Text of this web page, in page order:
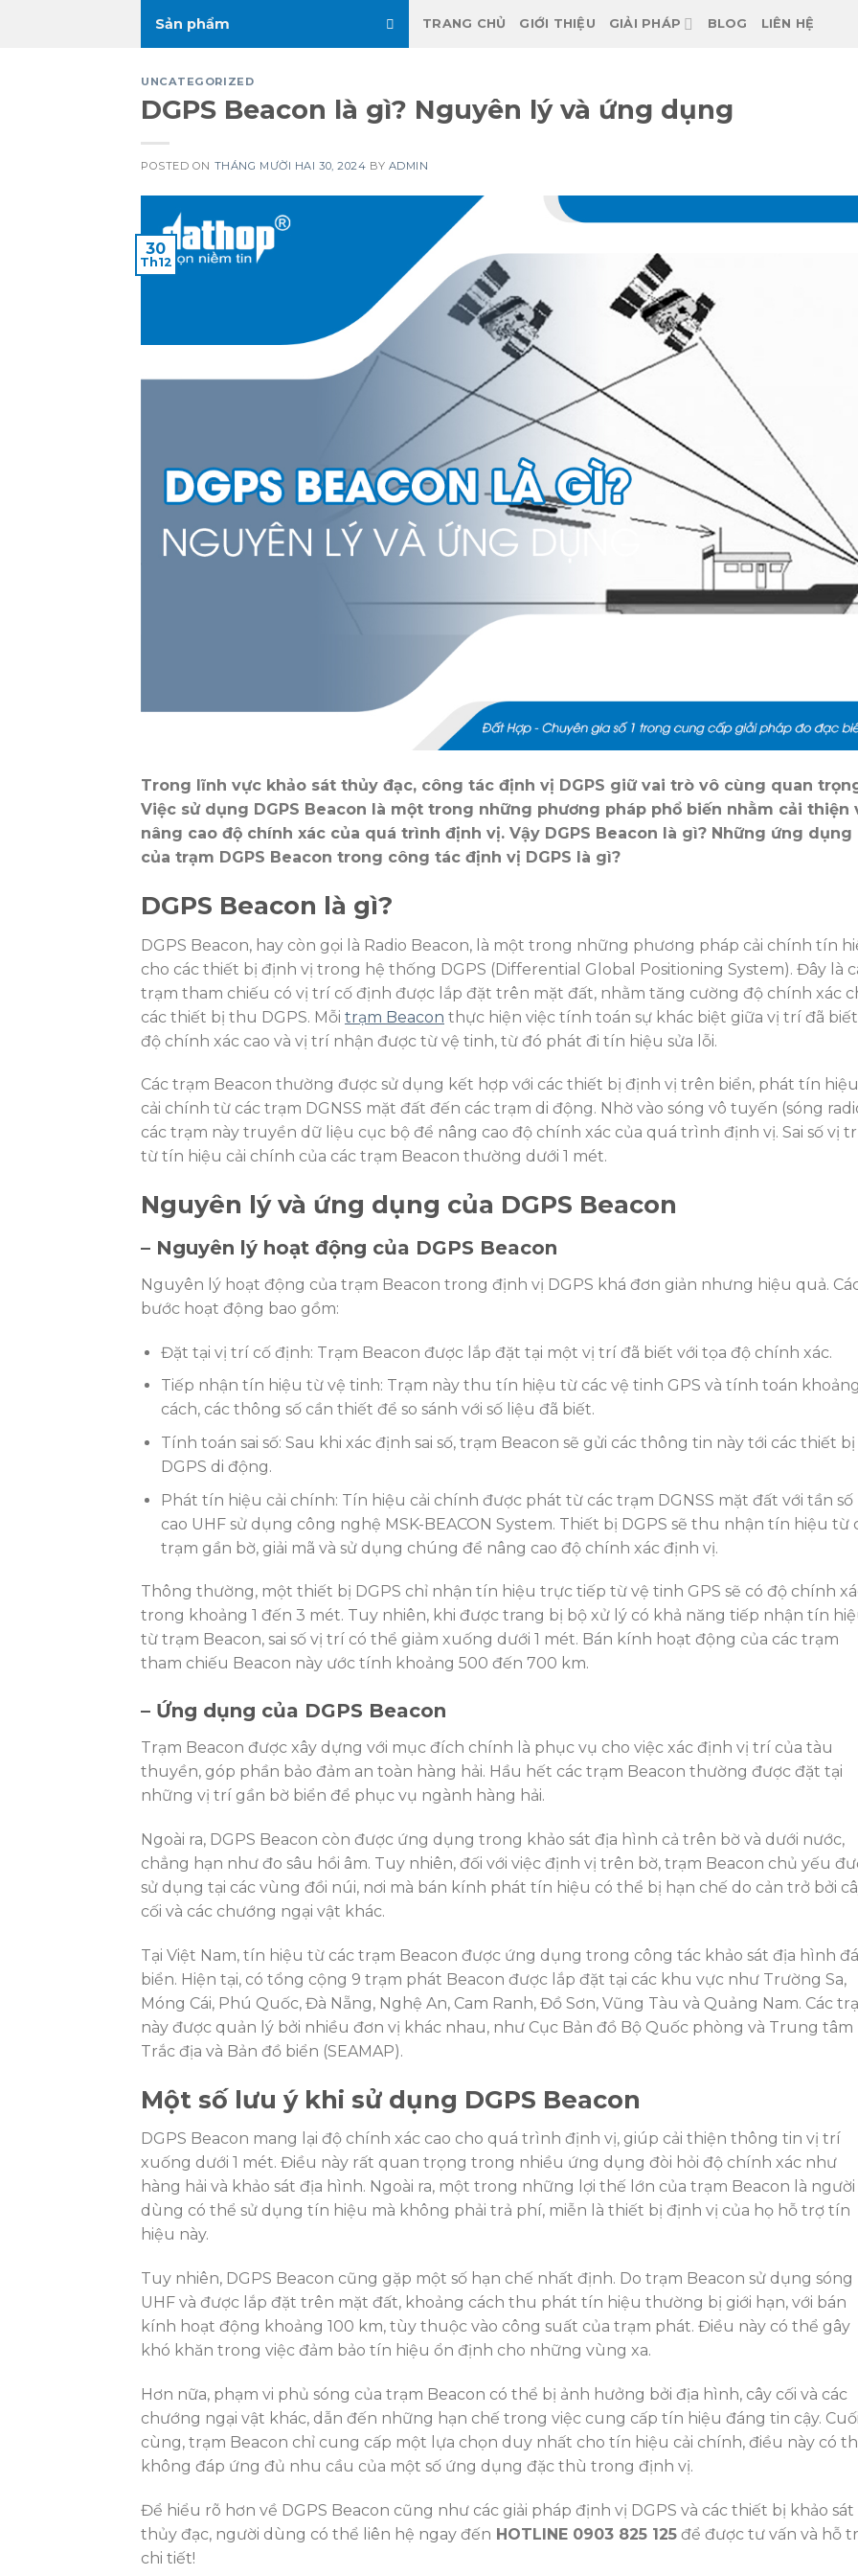
Sản phẩm TRANG CHỦ GIỚI THIỆU GIẢI PHÁP BLOG LIÊN HỆ
UNCATEGORIZED
DGPS Beacon là gì? Nguyên lý và ứng dụng
POSTED ON THÁNG MƯỜI HAI 30, 2024 BY ADMIN
30
Th12
Trong lĩnh vực khảo sát thủy đạc, công tác định vị DGPS giữ vai trò vô cùng quan
Việc sử dụng DGPS Beacon là một trong những phương pháp phổ biến nhằm cải thiện
nâng cao độ chính xác của quá trình định vị. Vậy DGPS Beacon là gì? Những ứng dụng
của trạm DGPS Beacon trong công tác định vị DGPS là gì?
DGPS Beacon là gì?
DGPS Beacon, hay còn gọi là Radio Beacon, là một trong những phương pháp cải chính tín
cho các thiết bị định vị trong hệ thống DGPS (Differential Global Positioning System). Đây là
trạm tham chiếu có vị trí cố định được lắp đặt trên mặt đất, nhằm tăng cường độ chính xác
các thiết bị thu DGPS. Mỗi trạm Beacon thực hiện việc tính toán sự khác biệt giữa vị trí đã
độ chính xác cao và vị trí nhận được từ vệ tinh, từ đó phát đi tín hiệu sửa lỗi.
Các trạm Beacon thường được sử dụng kết hợp với các thiết bị định vị trên biển, phát tín hiệu
cải chính từ các trạm DGNSS mặt đất đến các trạm di động. Nhờ vào sóng vô tuyến (sóng
các trạm này truyền dữ liệu cục bộ để nâng cao độ chính xác của quá trình định vị. Sai số vị
từ tín hiệu cải chính của các trạm Beacon thường dưới 1 mét.
Nguyên lý và ứng dụng của DGPS Beacon
– Nguyên lý hoạt động của DGPS Beacon
Nguyên lý hoạt động của trạm Beacon trong định vị DGPS khá đơn giản nhưng hiệu quả.
bước hoạt động bao gồm:
Đặt tại vị trí cố định: Trạm Beacon được lắp đặt tại một vị trí đã biết với tọa độ chính xác.
Tiếp nhận tín hiệu từ vệ tinh: Trạm này thu tín hiệu từ các vệ tinh GPS và tính toán khoảng
cách, các thông số cần thiết để so sánh với số liệu đã biết.
Tính toán sai số: Sau khi xác định sai số, trạm Beacon sẽ gửi các thông tin này tới các thiết bị
DGPS di động.
Phát tín hiệu cải chính: Tín hiệu cải chính được phát từ các trạm DGNSS mặt đất với tần số
cao UHF sử dụng công nghệ MSK-BEACON System. Thiết bị DGPS sẽ thu nhận tín hiệu từ
trạm gần bờ, giải mã và sử dụng chúng để nâng cao độ chính xác định vị.
Thông thường, một thiết bị DGPS chỉ nhận tín hiệu trực tiếp từ vệ tinh GPS sẽ có độ chính
trong khoảng 1 đến 3 mét. Tuy nhiên, khi được trang bị bộ xử lý có khả năng tiếp nhận tín
từ trạm Beacon, sai số vị trí có thể giảm xuống dưới 1 mét. Bán kính hoạt động của các trạm
tham chiếu Beacon này ước tính khoảng 500 đến 700 km.
– Ứng dụng của DGPS Beacon
Trạm Beacon được xây dựng với mục đích chính là phục vụ cho việc xác định vị trí của tàu
thuyền, góp phần bảo đảm an toàn hàng hải. Hầu hết các trạm Beacon thường được đặt tại
những vị trí gần bờ biển để phục vụ ngành hàng hải.
Ngoài ra, DGPS Beacon còn được ứng dụng trong khảo sát địa hình cả trên bờ và dưới nước,
chẳng hạn như đo sâu hồi âm. Tuy nhiên, đối với việc định vị trên bờ, trạm Beacon chủ yếu
sử dụng tại các vùng đồi núi, nơi mà bán kính phát tín hiệu có thể bị hạn chế do cản trở bởi
cối và các chướng ngại vật khác.
Tại Việt Nam, tín hiệu từ các trạm Beacon được ứng dụng trong công tác khảo sát địa hình
biển. Hiện tại, có tổng cộng 9 trạm phát Beacon được lắp đặt tại các khu vực như Trường Sa,
Móng Cái, Phú Quốc, Đà Nẵng, Nghệ An, Cam Ranh, Đồ Sơn, Vũng Tàu và Quảng Nam. Các
này được quản lý bởi nhiều đơn vị khác nhau, như Cục Bản đồ Bộ Quốc phòng và Trung tâm
Trắc địa và Bản đồ biển (SEAMAP).
Một số lưu ý khi sử dụng DGPS Beacon
DGPS Beacon mang lại độ chính xác cao cho quá trình định vị, giúp cải thiện thông tin vị trí
xuống dưới 1 mét. Điều này rất quan trọng trong nhiều ứng dụng đòi hỏi độ chính xác như
hàng hải và khảo sát địa hình. Ngoài ra, một trong những lợi thế lớn của trạm Beacon là người
dùng có thể sử dụng tín hiệu mà không phải trả phí, miễn là thiết bị định vị của họ hỗ trợ tín
hiệu này.
Tuy nhiên, DGPS Beacon cũng gặp một số hạn chế nhất định. Do trạm Beacon sử dụng sóng
UHF và được lắp đặt trên mặt đất, khoảng cách thu phát tín hiệu thường bị giới hạn, với bán
kính hoạt động khoảng 100 km, tùy thuộc vào công suất của trạm phát. Điều này có thể gây
khó khăn trong việc đảm bảo tín hiệu ổn định cho những vùng xa.
Hơn nữa, phạm vi phủ sóng của trạm Beacon có thể bị ảnh hưởng bởi địa hình, cây cối và các
chướng ngại vật khác, dẫn đến những hạn chế trong việc cung cấp tín hiệu đáng tin cậy. Cuối
cùng, trạm Beacon chỉ cung cấp một lựa chọn duy nhất cho tín hiệu cải chính, điều này có
không đáp ứng đủ nhu cầu của một số ứng dụng đặc thù trong định vị.
Để hiểu rõ hơn về DGPS Beacon cũng như các giải pháp định vị DGPS và các thiết bị khảo sát
thủy đạc, người dùng có thể liên hệ ngay đến HOTLINE 0903 825 125 để được tư vấn và hỗ
chi tiết!